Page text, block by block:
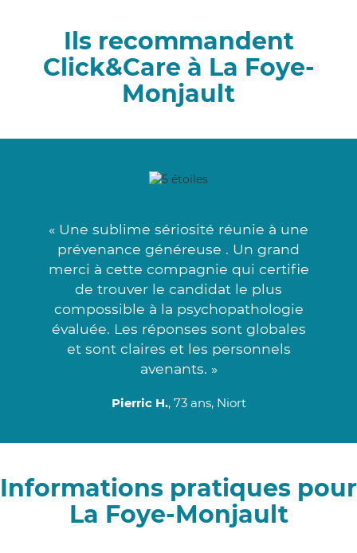
Ils recommandent
Click&Care à La Foye-
Monjault
« Une sublime sériosité réunie à une
prévenance généreuse . Un grand
merci à cette compagnie qui certifie
de trouver le candidat le plus
compossible à la psychopathologie
évaluée. Les réponses sont globales
et sont claires et les personnels
avenants. »
Pierric H., 73 ans, Niort
Informations pratiques pour
La Foye-Monjault